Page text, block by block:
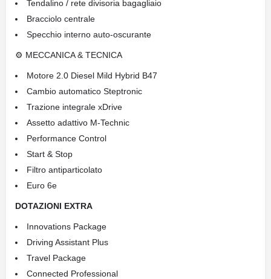
Tendalino / rete divisoria bagagliaio
Bracciolo centrale
Specchio interno auto-oscurante
⚙ MECCANICA & TECNICA
Motore 2.0 Diesel Mild Hybrid B47
Cambio automatico Steptronic
Trazione integrale xDrive
Assetto adattivo M-Technic
Performance Control
Start & Stop
Filtro antiparticolato
Euro 6e
DOTAZIONI EXTRA
Innovations Package
Driving Assistant Plus
Travel Package
Connected Professional